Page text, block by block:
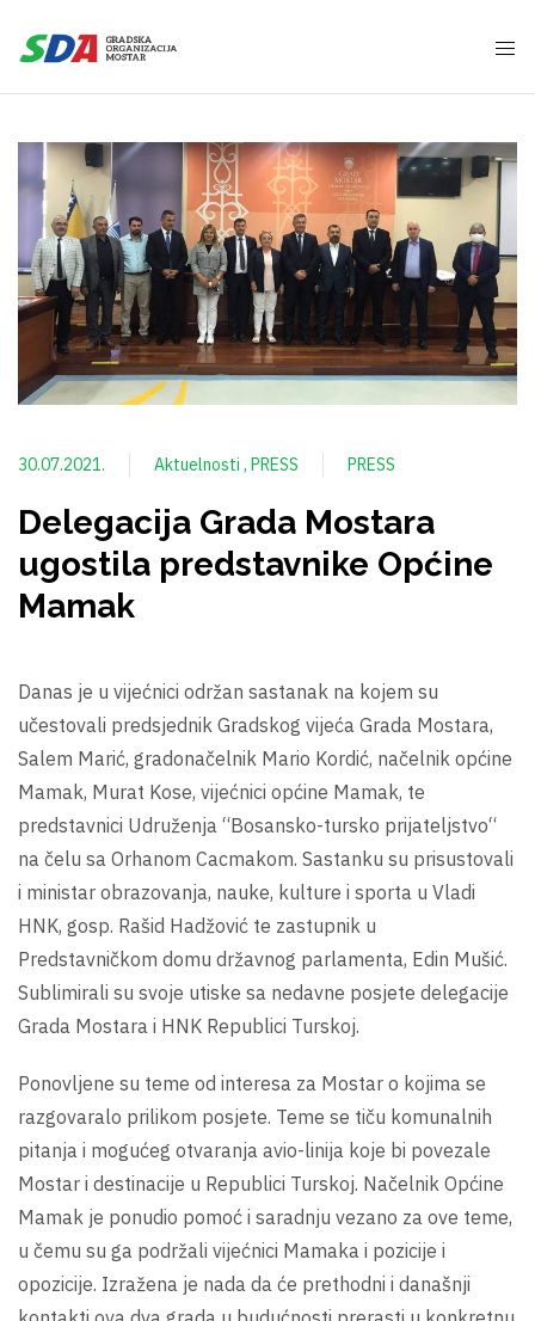
30.07.2021. Aktuelnosti PRESS PRESS
Delegacija Grada Mostara
ugostila predstavnike Općine
Mamak
Danas je u vijećnici održan sastanak na kojem su
učestovali predsjednik Gradskog vijeća Grada Mostara,
Salem Marić, gradonačelnik Mario Kordić, načelnik općine
Mamak, Murat Kose, vijećnici općine Mamak, te
predstavnici Udruženja “Bosansko-tursko prijateljstvo“
na čelu sa Orhanom Cacmakom. Sastanku su prisustovali
i ministar obrazovanja, nauke, kulture i sporta u Vladi
HNK, gosp. Rašid Hadžović te zastupnik u
Predstavničkom domu državnog parlamenta, Edin Mušić.
Sublimirali su svoje utiske sa nedavne posjete delegacije
Grada Mostara i HNK Republici Turskoj.
Ponovljene su teme od interesa za Mostar o kojima se
razgovaralo prilikom posjete. Teme se tiču komunalnih
pitanja i mogućeg otvaranja avio-linija koje bi povezale
Mostar i destinacije u Republici Turskoj. Načelnik Općine
Mamak je ponudio pomoć i saradnju vezano za ove teme,
u čemu su ga podržali vijećnici Mamaka i pozicije i
opozicije. Izražena je nada da će prethodni i današnji